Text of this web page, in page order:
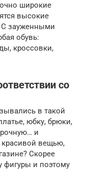
широкие
высокие
С зауженными
обувь:
кроссовки,
со
в такой
юбку, брюки,
и
красивой вещью,
Скорее
фигуры и поэтому